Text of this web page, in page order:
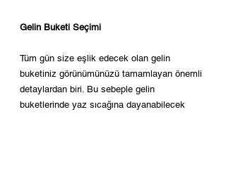
Gelin Buketi Seçimi
Tüm gün size eşlik edecek olan gelin
buketiniz görünümünüzü tamamlayan önemli
detaylardan biri. Bu sebeple gelin
buketlerinde yaz sıcağına dayanabilecek